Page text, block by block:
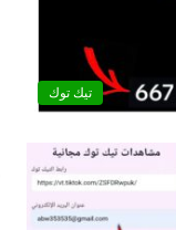
تيك توك